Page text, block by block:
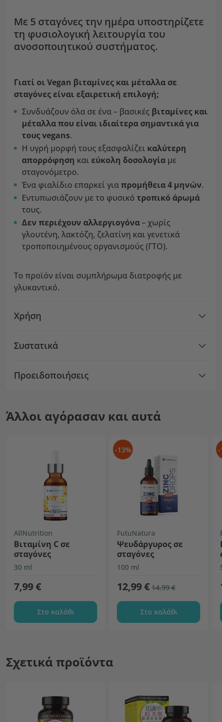
Με 5 σταγόνες την ημέρα υποστηρίζετε
τη φυσιολογική λειτουργία του
ανοσοποιητικού συστήματος.
Γιατί οι Vegan βιταμίνες και μέταλλα σε
σταγόνες είναι εξαιρετική επιλογή;
Συνδυάζουν όλα σε ένα – βασικές βιταμίνες και
μέταλλαπου είναι ιδιαίτερα σημαντικά για
τους vegans.
Η υγρή μορφή τους εξασφαλίζει καλύτερη
απορρόφηση καιεύκολη δοσολογία με
σταγονόμετρο.
Ένα φιαλίδιο επαρκεί γιαπρομήθεια 4 μηνών.
Εντυπωσιάζουν με το φυσικό τροπικό άρωμά
τους.
Δεν περιέχουν αλλεργιογόνα– χωρίς
γλουτένη, λακτόζη, ζελατίνη και γενετικά
τροποποιημένους οργανισμούς (ΓΤΟ).
Το προϊόν είναι συμπλήρωμα διατροφής με
γλυκαντικό.
Χρήση
Συστατικά
Προειδοποιήσεις
Άλλοι αγόρασαν και αυτά
AllNutrition
Βιταμίνη C σε
σταγόνες
30 ml
7,99 €
Στο καλάθι
-13%
FutuNatura
Ψευδάργυρος σε
σταγόνες
100 ml
12,99 € 14,99 €
Στο καλάθι
-
Σχετικά προϊόντα